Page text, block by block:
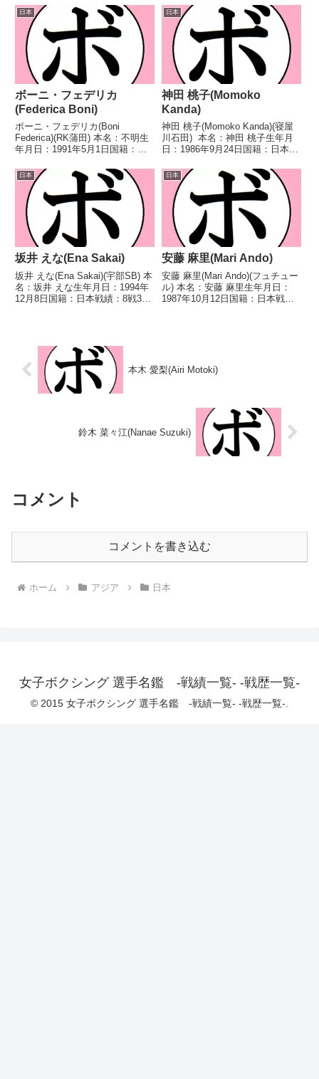
(2KO)12敗3分 【獲得タイトル】
なし 【戦歴】2009/03/03 ●4R
判定 0-3(...
判定 3-0(39-37、39-37、...
日本
ボーニ・フェデリカ
(Federica Boni)
ボーニ・フェデリカ(Boni
Federica)(RK蒲田) 本名：不明生
年月日：1991年5月1日国籍：伊
得タイトル】なし 【戦歴】
2021/06/11 △4R判定 1-0(38-
38、39-37、3...
日本
神田 桃子(Momoko
Kanda)
神田 桃子(Momoko Kanda)(寝屋
川石田) 本名：神田 桃子生年月
日：1986年9月24日国籍：日本戦
得タイトル】ABCO(WBCアジア)
女子アトム級コンチネンタル王座
第2代OPBF東...
日本
坂井 えな(Ena Sakai)
坂井 えな(Ena Sakai)(宇部SB) 本
名：坂井 えな生年月日：1994年
12月8日国籍：日本戦績：8戦3勝
日本
安藤 麻里(Mari Ando)
安藤 麻里(Mari Ando)(フュチュー
ル) 本名：安藤 麻里生年月日：
1987年10月12日国籍：日本戦
本木 愛梨(Airi Motoki)
鈴木 菜々江(Nanae Suzuki)
コメント
コメントを書き込む
ホーム アジア 日本
女子ボクシング 選手名鑑 -戦績一覧- -戦歴一覧-
© 2015 女子ボクシング 選手名鑑 -戦績一覧- -戦歴一覧-.